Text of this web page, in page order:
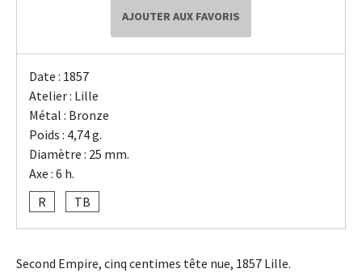
AJOUTER AUX FAVORIS
Date : 1857
Atelier : Lille
Métal : Bronze
Poids : 4,74 g.
Diamètre : 25 mm.
Axe : 6 h.
R
TB
Second Empire, cinq centimes tête nue, 1857 Lille.